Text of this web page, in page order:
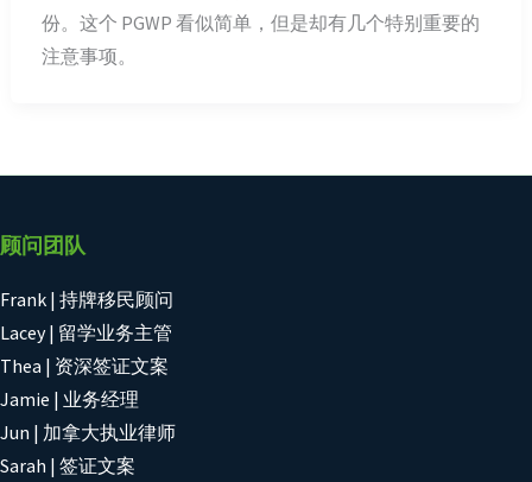
份。这个 PGWP 看似简单，但是却有几个特别重要的
注意事项。
顾问团队
Frank | 持牌移民顾问
Lacey | 留学业务主管
Thea | 资深签证文案
Jamie | 业务经理
Jun | 加拿大执业律师
Sarah | 签证文案